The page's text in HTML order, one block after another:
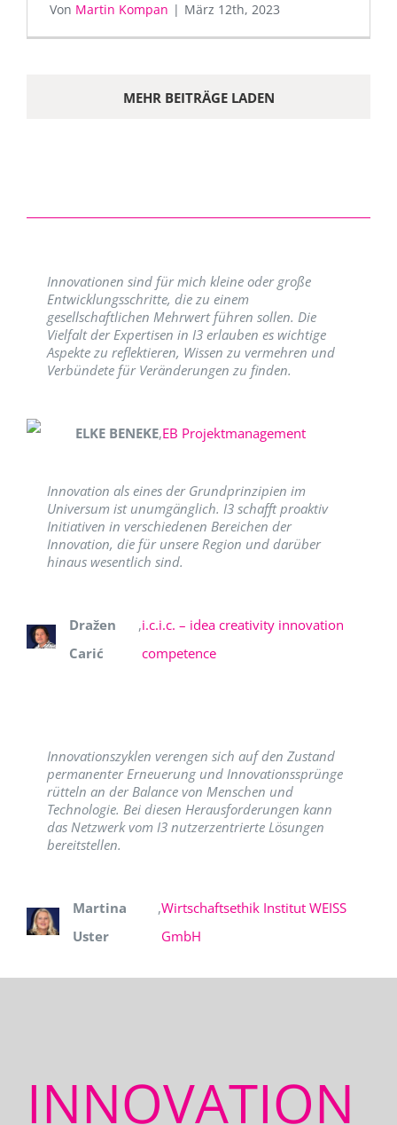
Von Martin Kompan | März 12th, 2023
MEHR BEITRÄGE LADEN
Innovationen sind für mich kleine oder große
Entwicklungsschritte, die zu einem
gesellschaftlichen Mehrwert führen sollen. Die
Vielfalt der Expertisen in I3 erlauben es wichtige
Aspekte zu reflektieren, Wissen zu vermehren und
Verbündete für Veränderungen zu finden.
ELKE BENEKE,EB Projektmanagement
Innovation als eines der Grundprinzipien im
Universum ist unumgänglich. I3 schafft proaktiv
Initiativen in verschiedenen Bereichen der
Innovation, die für unsere Region und darüber
hinaus wesentlich sind.
Dražen
Carić
,i.c.i.c. – idea creativity innovation
competence
Innovationszyklen verengen sich auf den Zustand
permanenter Erneuerung und Innovationssprünge
rütteln an der Balance von Menschen und
Technologie. Bei diesen Herausforderungen kann
das Netzwerk vom I3 nutzerzentrierte Lösungen
bereitstellen.
Martina
Uster
,Wirtschaftsethik Institut WEISS
GmbH
INNOVATION